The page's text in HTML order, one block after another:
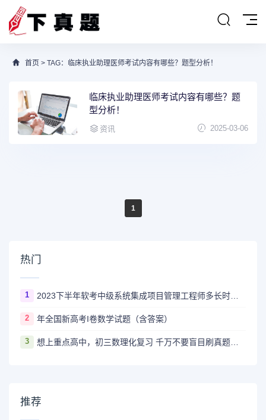
首页 > TAG：临床执业助理医师考试内容有哪些？题型分析！
临床执业助理医师考试内容有哪些？题
型分析！
资讯 2025-03-06
1
热门
1 2023下半年软考中级系统集成项目管理工程师多长时间出成绩
2 年全国新高考I卷数学试题（含答案）
3 想上重点高中，初三数理化复习 千万不要盲目刷真题卷和模拟卷！
推荐